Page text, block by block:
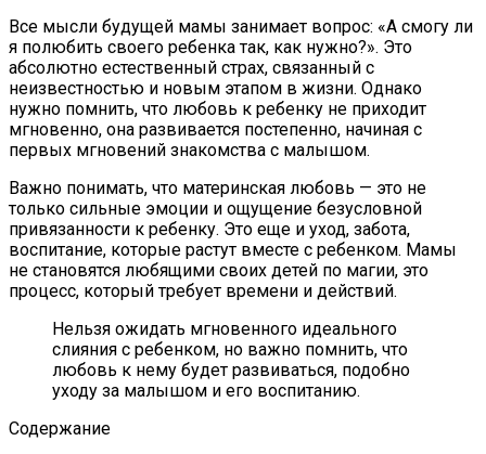
Все мысли будущей мамы занимает вопрос: «А смогу ли
я полюбить своего ребенка так, как нужно?». Это
абсолютно естественный страх, связанный с
неизвестностью и новым этапом в жизни. Однако
нужно помнить, что любовь к ребенку не приходит
мгновенно, она развивается постепенно, начиная с
первых мгновений знакомства с малышом.
Важно понимать, что материнская любовь — это не
только сильные эмоции и ощущение безусловной
привязанности к ребенку. Это еще и уход, забота,
воспитание, которые растут вместе с ребенком. Мамы
не становятся любящими своих детей по магии, это
процесс, который требует времени и действий.
Нельзя ожидать мгновенного идеального
слияния с ребенком, но важно помнить, что
любовь к нему будет развиваться, подобно
уходу за малышом и его воспитанию.
Содержание